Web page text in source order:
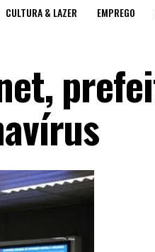
CULTURA & LAZER EMPREGO